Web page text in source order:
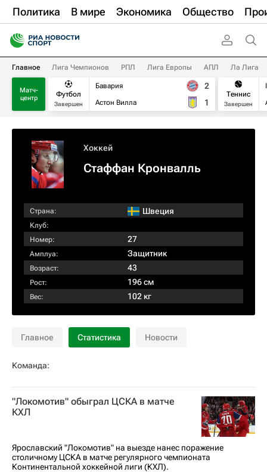
Политика В мире Экономика Общество
Главное Лига Чемпионов РПЛ Лига Европы АПЛ Ла Лига
Матч-
центр
Футбол
Завершен
Бавария
Астон Вилла
2
1
Теннис
Завершен
Хоккей
Стаффан Кронвалль
Страна: Швеция
Клуб:
Номер:
27
Амплуа: Защитник
Возраст: 43
Рост: 196 см
Вес: 102 кг
Главное Статистика Новости
Команда:
"Локомотив" обыграл ЦСКА в матче
КХЛ
Ярославский "Локомотив" на выезде нанес поражение
столичному ЦСКА в матче регулярного чемпионата
Континентальной хоккейной лиги (КХЛ).